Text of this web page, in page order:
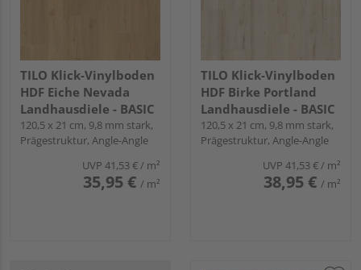
TILO Klick-Vinylboden
HDF Eiche Nevada
Landhausdiele - BASIC
120,5 x 21 cm, 9,8 mm stark,
Prägestruktur, Angle-Angle
UVP 41,53 €/ m²
35,95 € / m²
TILO Klick-Vinylboden
HDF Birke Portland
Landhausdiele - BASIC
120,5 x 21 cm, 9,8 mm stark,
Prägestruktur, Angle-Angle
UVP 41,53 €/ m²
38,95 € / m²